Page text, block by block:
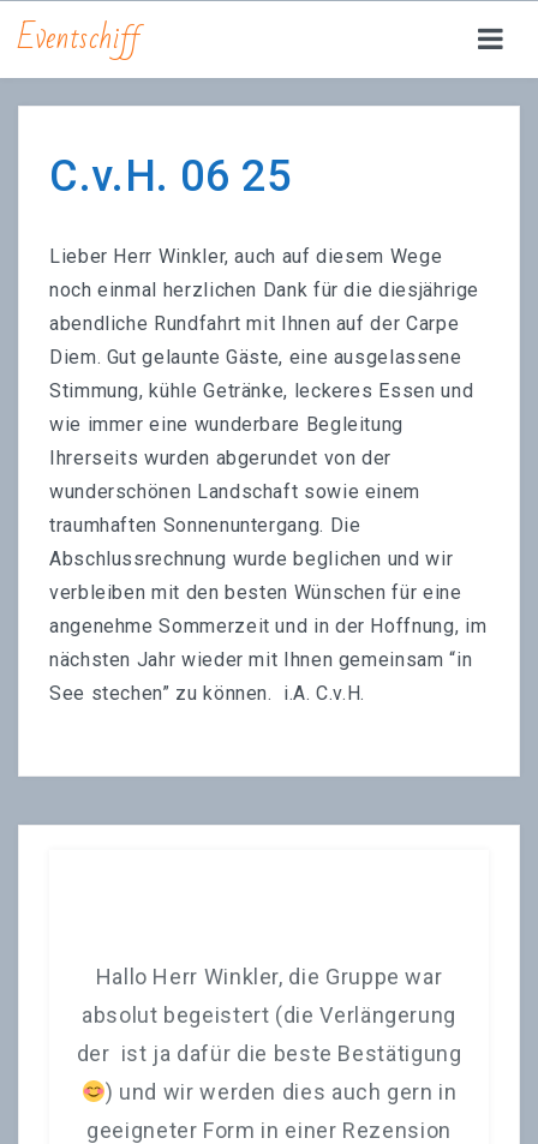
Eventschiff
YACHT CARPE DIEM
FEIERN | EVENTS
JETSKI
DRINKS | FOOD
JOBS
ANFRAGE | RESERVIERUNG
C.v.H. 06 25
Lieber Herr Winkler, auch auf diesem Wege
noch einmal herzlichen Dank für die diesjährige
abendliche Rundfahrt mit Ihnen auf der Carpe
Diem. Gut gelaunte Gäste, eine ausgelassene
Stimmung, kühle Getränke, leckeres Essen und
wie immer eine wunderbare Begleitung
Ihrerseits wurden abgerundet von der
wunderschönen Landschaft sowie einem
traumhaften Sonnenuntergang. Die
Abschlussrechnung wurde beglichen und wir
verbleiben mit den besten Wünschen für eine
angenehme Sommerzeit und in der Hoffnung, im
nächsten Jahr wieder mit Ihnen gemeinsam “in
See stechen” zu können. i.A. C.v.H.
Hallo Herr Winkler, die Gruppe war
absolut begeistert (die Verlängerung
der ist ja dafür die beste Bestätigung
) und wir werden dies auch gern in
geeigneter Form in einer Rezension